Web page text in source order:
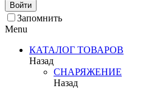
Войти
Запомнить
Menu
КАТАЛОГ ТОВАРОВ
Назад
СНАРЯЖЕНИЕ
Назад